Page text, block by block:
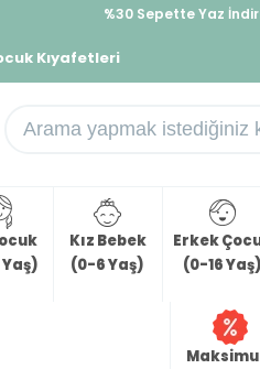
%30 Sepette Yaz
Kıyafetleri
Kız Bebek
(0-6 Yaş)
Erkek
(0-16 Yaş)